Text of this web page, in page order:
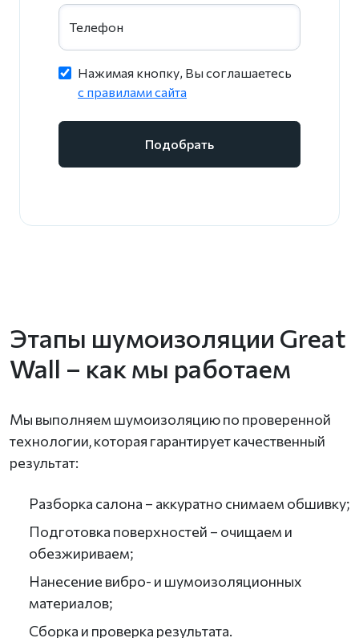
Телефон
Нажимая кнопку, Вы соглашаетесь
c правилами сайта
Подобрать
Этапы шумоизоляции Great
Wall – как мы работаем
Мы выполняем шумоизоляцию по проверенной
технологии, которая гарантирует качественный
результат:
Разборка салона – аккуратно снимаем обшивку;
Подготовка поверхностей – очищаем и
обезжириваем;
Нанесение вибро- и шумоизоляционных
материалов;
Сборка и проверка результата.